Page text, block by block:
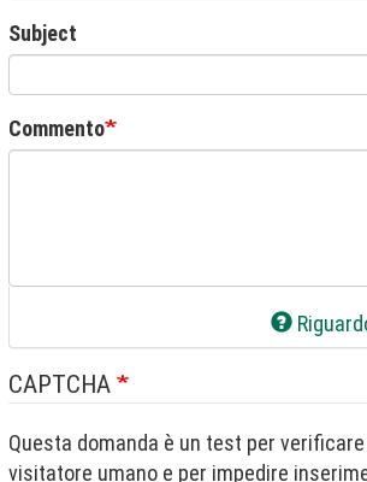
Subject
Commento
CAPTCHA
Questa domanda è un test per
visitatore umano e per impedire inserimenti di